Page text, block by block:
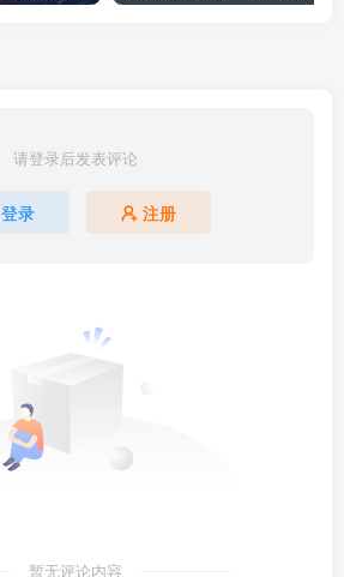
请登录后发表评论
登录 注册
暂无评论内容